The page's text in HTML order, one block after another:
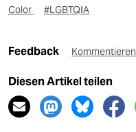
Color
#LGBTQIA
Feedback Kommentieren
Diesen Artikel teilen